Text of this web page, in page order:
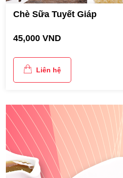
Chè Sữa Tuyết Giáp
45,000 VND
Liên hệ